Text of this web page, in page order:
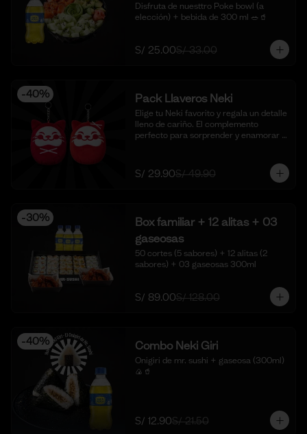
Disfruta de nuesttro Poke bowl (a
elección) + bebida de 300 ml 🥗🥤
S/ 25.00S/ 33.00
-40% Pack Llaveros Neki
Elige tu Neki favorito y regala un detalle
lleno de cariño. El complemento
perfecto para sorprender y enamorar
S/ 29.90S/ 49.90
-30%
Box familiar + 12 alitas + 03
gaseosas
50 cortes (5 sabores) + 12 alitas (2
sabores) + 03 gaseosas 300ml
S/ 89.00S/ 128.00
-40% Combo Neki Giri
Onigiri de mr. sushi + gaseosa (300ml)
🍙🥤
S/ 12.90S/ 21.50